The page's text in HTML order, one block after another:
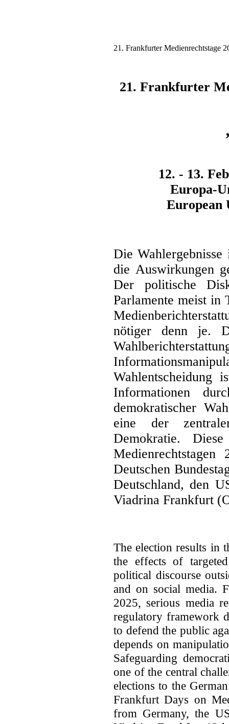
21. Frankfurter Medienrechtstage
21. Frankfurter
12. - 13.
Europa-
Die
die Auswirkungen
Der politische
Parlamente meist in
nötiger denn je.
Wahlentscheidung
Informationen
demokratischer
eine der
Demokratie.
Deutschen
Deutschland, den
Viadrina Frankfurt
The election results in
the effects of
political discourse
and on social media.
2025, serious media
regulatory framework
to defend the public
depends on
Safeguarding
one of the central
elections to the
Frankfurt Days on
from Germany, the